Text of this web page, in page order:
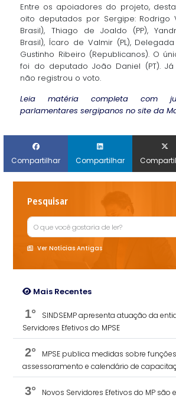
Entre os apoiadores do projeto,
oito deputados por Sergipe: Rodrigo
Brasil), Thiago de Joaldo (PP),
Brasil), Ícaro de Valmir (PL),
Gustinho Ribeiro (Republicanos). O
foi do deputado João Daniel (PT). Já
não registrou o voto.
Leia matéria completa com
parlamentares sergipanos no site da
Compartilhar Compartilhar
Pesquisar
Ver Notícias Antigas
Mais Recentes
1°
SINDSEMP apresenta atuação da
Servidores Efetivos do MPSE
2°
MPSE publica medidas sobre
assessoramento e calendário de
3°
Novos Servidores Efetivos do MP